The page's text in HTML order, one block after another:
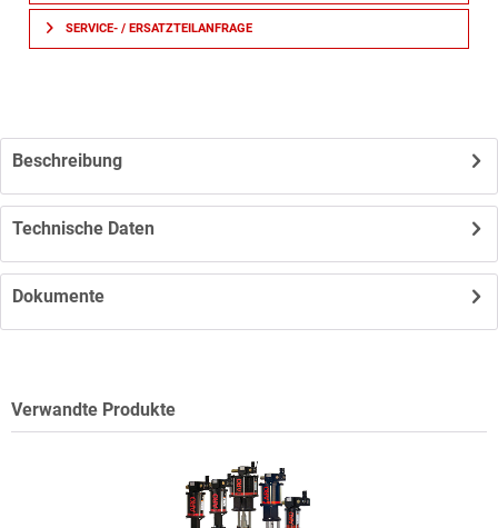
SERVICE- / ERSATZTEILANFRAGE
Beschreibung
Technische Daten
Dokumente
Verwandte Produkte